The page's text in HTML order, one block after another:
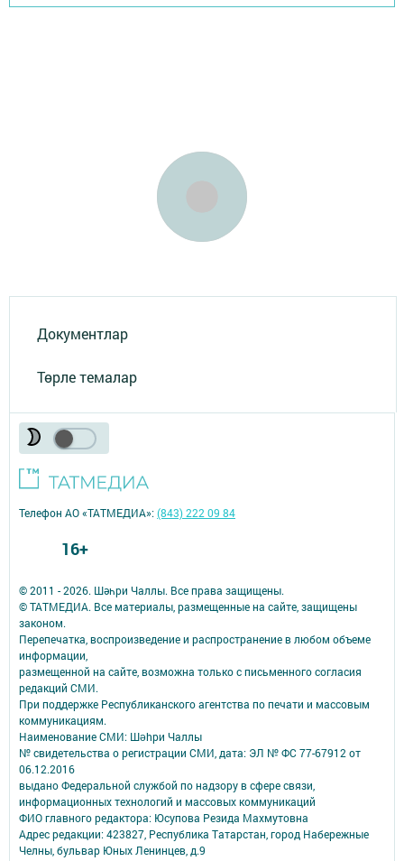
Документлар
Төрле темалар
© 2011 - 2026. Шәһри Чаллы. Все права защищены.
© ТАТМЕДИА. Все материалы, размещенные на сайте, защищены
законом.
Перепечатка, воспроизведение и распространение в любом объеме
информации,
размещенной на сайте, возможна только с письменного согласия
редакций СМИ.
При поддержке Республиканского агентства по печати и массовым
коммуникациям.
Наименование СМИ: Шəhри Чаллы
№ свидетельства о регистрации СМИ, дата: ЭЛ № ФС 77-67912 от
06.12.2016
выдано Федеральной службой по надзору в сфере связи,
информационных технологий и массовых коммуникаций
ФИО главного редактора: Юсупова Резида Махмутовна
Адрес редакции: 423827, Республика Татарстан, город Набережные
Челны, бульвар Юных Ленинцев, д.9
Телефон АО «ТАТМЕДИА»:(843) 222 09 84
16+